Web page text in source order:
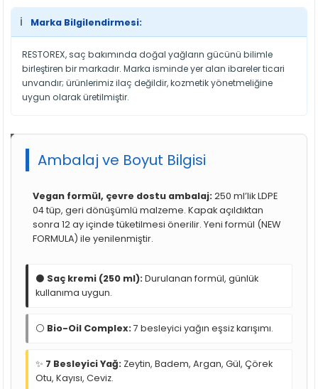
ℹ️ Marka Bilgilendirmesi:
RESTOREX, saç bakımında doğal yağların gücünü bilimle
birleştiren bir markadır. Marka isminde yer alan ibareler ticari
unvandır; ürünlerimiz ilaç değildir, kozmetik yönetmeliğine
uygun olarak üretilmiştir.
Ambalaj ve Boyut Bilgisi
Vegan formül, çevre dostu ambalaj: 250 ml’lik LDPE
04 tüp, geri dönüşümlü malzeme. Kapak açıldıktan
sonra 12 ay içinde tüketilmesi önerilir. Yeni formül (NEW
FORMULA) ile yenilenmiştir.
⚫ Saç kremi (250 ml): Durulanan formül, günlük
kullanıma uygun.
⚪ Bio-Oil Complex: 7 besleyici yağın eşsiz karışımı.
✨ 7 Besleyici Yağ: Zeytin, Badem, Argan, Gül, Çörek
Otu, Kayısı, Ceviz.